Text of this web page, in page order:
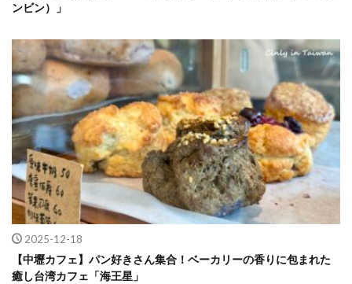
ンビン）」
2025-12-18
【中壢カフェ】パン好きさん集合！ベーカリーの香りに包まれた
癒し台湾カフェ「海王星」